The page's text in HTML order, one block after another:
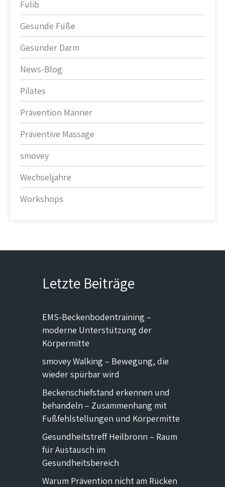
Fulib
Gesunde Füße
Gesunder Darm
News-Blog
Pilates
Prävention Männer
Präventive Massage
smovey
Wechseljahre
Workshops
Letzte Beiträge
EMS-Beckenbodentraining –
moderne Unterstützung der
Körpermitte
smovey Walking – Bewegung, die
wieder spürbar wird
Beckenschiefstand erkennen und
behandeln – Zusammenhang mit
Fußfehlstellungen und Körpermitte
Gesundheitstreff Heilbronn – Raum
für Austausch im
Gesundheitsbereich
Warum Prävention nicht am Rücken